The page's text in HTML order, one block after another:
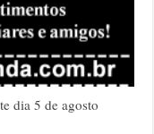
dia 5 de agosto